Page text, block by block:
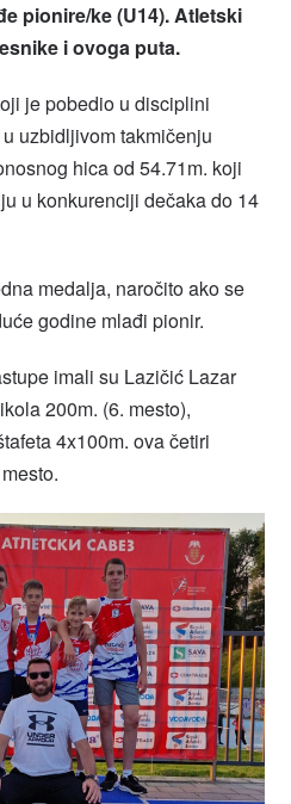
pionire/ke (U14). Atletski
i ovoga puta.
je pobedio u disciplini
uzbidljivom takmičenju
hica od 54.71m. koji
u konkurenciji dečaka do 14
medalja, naročito ako se
godine mlađi pionir.
imali su Lazičić Lazar
200m. (6. mesto),
4x100m. ova četiri